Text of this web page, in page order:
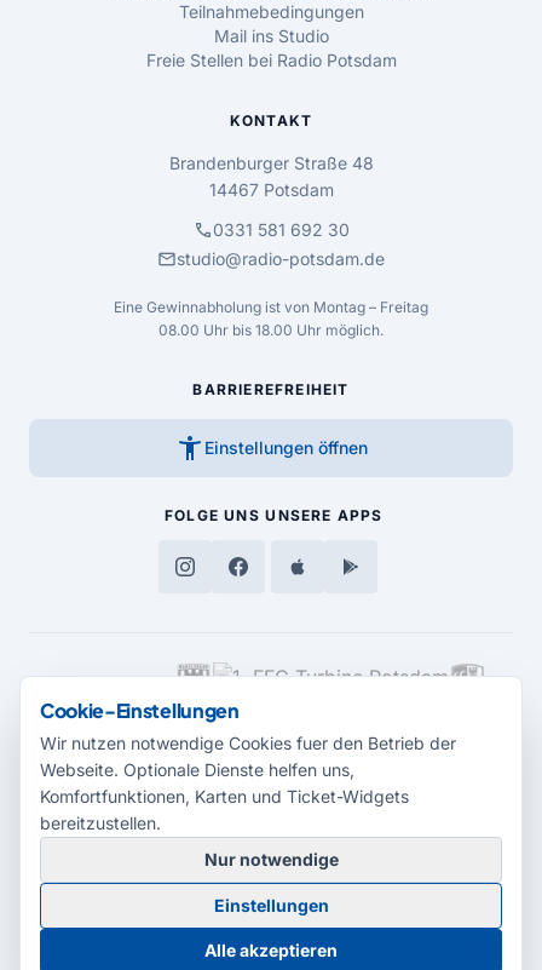
Teilnahmebedingungen
Mail ins Studio
Freie Stellen bei Radio Potsdam
KONTAKT
Brandenburger Straße 48
14467 Potsdam
call0331 581 692 30
mailstudio@radio-potsdam.de
Eine Gewinnabholung ist von Montag – Freitag
08.00 Uhr bis 18.00 Uhr möglich.
BARRIEREFREIHEIT
accessibility_new Einstellungen öffnen
FOLGE UNS UNSERE APPS
MEDIENPARTNER
© 2026 Radio Potsdam. Webseite entwickelt durch dieMedienagentur
Babelsberg
BarrierefreiheitserklärungAGBDatenschutzImpressum
Cookie-Einstellungen
Cookie-Einstellungen
Wir nutzen notwendige Cookies fuer den Betrieb der
Webseite. Optionale Dienste helfen uns,
Komfortfunktionen, Karten und Ticket-Widgets
bereitzustellen.
Nur notwendige
Einstellungen
Alle akzeptieren